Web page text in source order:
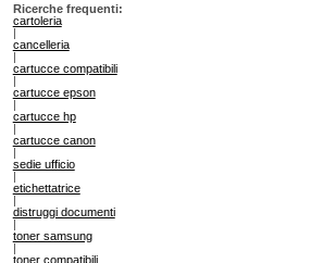
Ricerche frequenti:
cartoleria
|
cancelleria
|
cartucce compatibili
|
cartucce epson
|
cartucce hp
|
cartucce canon
|
sedie ufficio
|
etichettatrice
|
distruggi documenti
|
toner samsung
|
toner compatibili